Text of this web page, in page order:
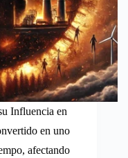
Influencia en
en uno
afectando